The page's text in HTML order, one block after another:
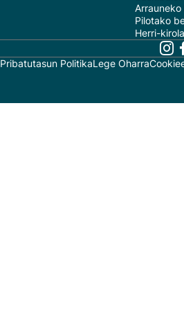
Arrauneko
Pilotako
Herri-
Pribatutasun PolitikaLege Oharra